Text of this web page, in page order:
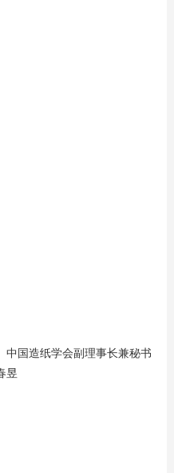
中国造纸学会副理事长兼秘书
昱